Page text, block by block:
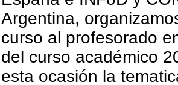
Argentina,
curso al profesorado
del curso académico
esta ocasión la